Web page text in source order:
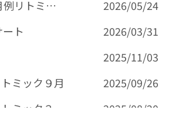
2026年度最初の月例リトミック
2026/05/24
ト
2026/03/31
2025/11/03
ミック９月
2025/09/26
2025/08/20